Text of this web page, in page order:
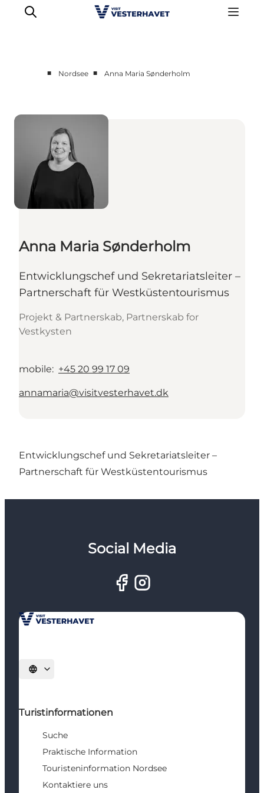
Erlebnisse
Unsere Städte
Essen & Übernachtung
Tickets kaufen
Plane deine Reise
■ Nordsee ■ Anna Maria Sønderholm
Anna Maria Sønderholm
Entwicklungschef und Sekretariatsleiter –
Partnerschaft für Westküstentourismus
Projekt & Partnerskab, Partnerskab for
Vestkysten
mobile: +45 20 99 17 09
annamaria@visitvesterhavet.dk
Entwicklungschef und Sekretariatsleiter –
Partnerschaft für Westküstentourismus
Social Media
Sprache auswählen
Turistinformationen
Suche
Praktische Information
Touristeninformation Nordsee
Kontaktiere uns